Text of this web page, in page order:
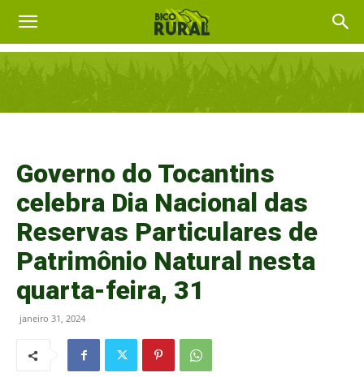
Governo do Tocantins
celebra Dia Nacional das
Reservas Particulares de
Patrimônio Natural nesta
quarta-feira, 31
janeiro 31, 2024